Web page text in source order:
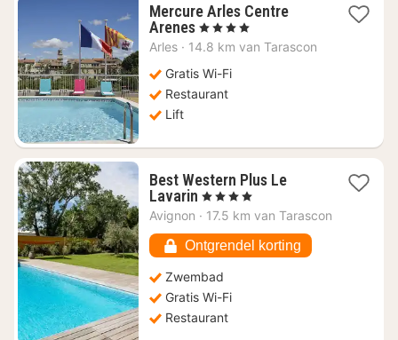
Mercure Arles Centre
Arenes1
nacht
€
136,50
, 4 Sterren
Arles · 14.8 km van Tarascon
Gratis Wi-Fi
Restaurant
Lift
Best Western Plus Le
Lavarin 1
nacht
€
96,55
, 4 Sterren
Avignon · 17.5 km van Tarascon
Ontgrendel korting
Zwembad
Gratis Wi-Fi
Restaurant